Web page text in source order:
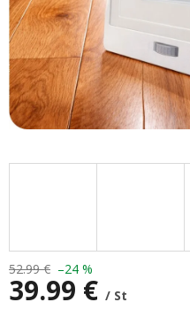
52.99 € –24 %
39.99 € / St